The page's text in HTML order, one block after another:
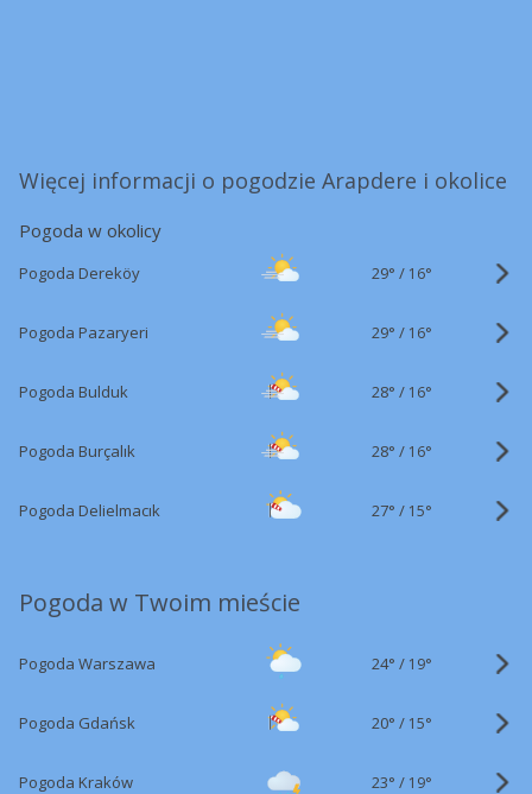
Więcej informacji o pogodzie Arapdere i okolice
Pogoda w okolicy
Pogoda Dereköy 29° / 16°
Pogoda Pazaryeri 29° / 16°
Pogoda Bulduk 28° / 16°
Pogoda Burçalık 28° / 16°
Pogoda Delielmacık 27° / 15°
Pogoda w Twoim mieście
Pogoda Warszawa 24° / 19°
Pogoda Gdańsk 20° / 15°
Pogoda Kraków 23° / 19°